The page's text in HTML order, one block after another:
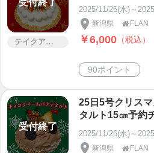
テイクアウト
2025/11/26(水)～
新潟県  FLAN
￥6,000 （税込）
90ポイント
受付終了
25日5号クリス
タルト15㎝予約
2025/11/26(水)～
新潟県 FLAN